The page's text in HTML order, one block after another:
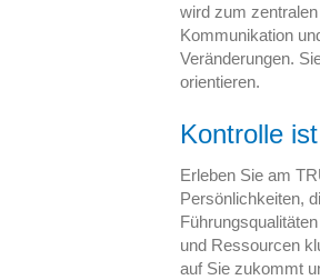
wird zum
Kommunikation
Veränderungen.
orientieren.
Kontrolle
Erleben Sie am
Persönlichkeiten,
und Ressourcen
auf Sie zukommt